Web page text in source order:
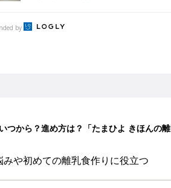
by
つから？進め方は？「たまひよ きほんの離
みや初めての離乳食作りに役立つ